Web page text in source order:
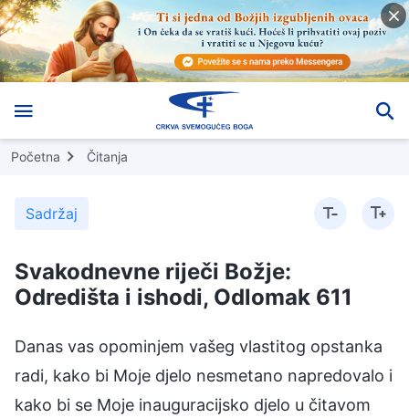
Početna Čitanja
Sadržaj
Svakodnevne riječi Božje:
Odredišta i ishodi, Odlomak 611
Danas vas opominjem vašeg vlastitog opstanka
radi, kako bi Moje djelo nesmetano napredovalo i
kako bi se Moje inauguracijsko djelo u čitavom